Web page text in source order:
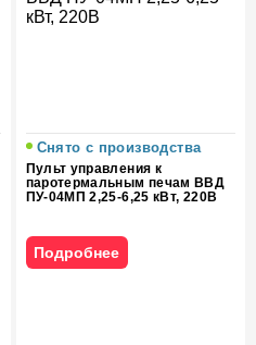
Снято с производства
Пульт управления к
паротермальным печам ВВД
ПУ-04МП 2,25-6,25 кВт, 220В
Подробнее